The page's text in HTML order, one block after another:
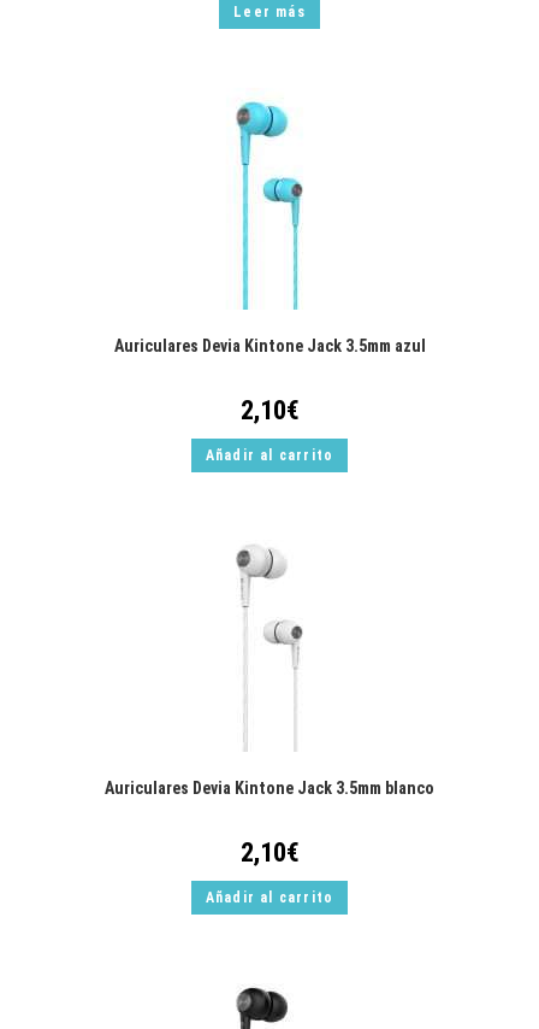
Leer más
Auriculares Devia Kintone Jack 3.5mm azul
2,10€
Añadir al carrito
Auriculares Devia Kintone Jack 3.5mm blanco
2,10€
Añadir al carrito